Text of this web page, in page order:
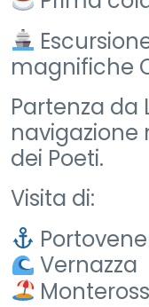
magnifiche
Partenza da
navigazione
dei Poeti.
Visita di:
Vernazza